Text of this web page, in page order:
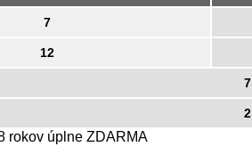
rokov úplne ZDARMA
7
12
7
2